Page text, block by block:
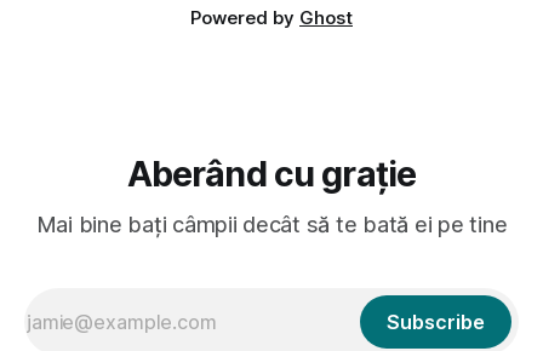
Powered by Ghost
Aberând cu grație
Mai bine bați câmpii decât să te bată ei pe tine
Subscribe